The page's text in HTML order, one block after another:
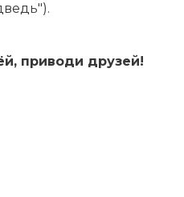
приводи друзей!